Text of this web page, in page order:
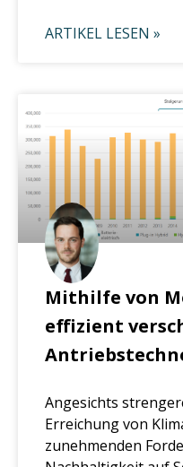
ARTIKEL LESEN »
Mithilfe von
effizient
Angesichts
Erreichung von
zunehmenden